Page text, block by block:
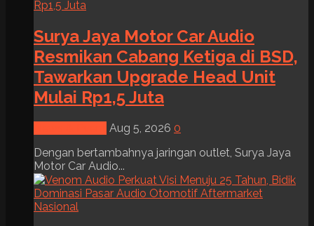
Surya Jaya Motor Car Audio
Resmikan Cabang Ketiga di BSD,
Tawarkan Upgrade Head Unit
Mulai Rp1,5 Juta
Aug 5, 2026 0
Dengan bertambahnya jaringan outlet, Surya Jaya
Motor Car Audio...